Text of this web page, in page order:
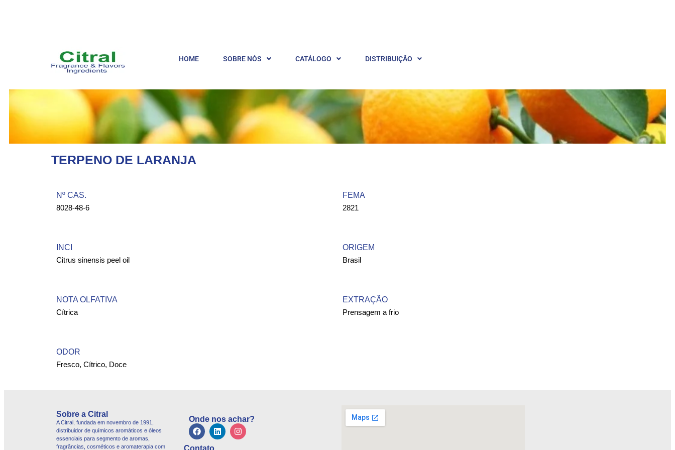
HOME SOBRE NÓS CATÁLOGO DISTRIBUIÇÃO
TERPENO DE LARANJA
Nº CAS.​
8028-48-6
FEMA ​
2821
INCI
Citrus sinensis peel oil
ORIGEM
Brasil
NOTA OLFATIVA
Cítrica
EXTRAÇÃO
Prensagem a frio
ODOR
Fresco, Cítrico, Doce
Sobre a Citral
A Citral, fundada em novembro de 1991,
distribuidor de químicos aromáticos e óleos
essenciais para segmento de aromas,
fragrâncias, cosméticos e aromaterapia com
Onde nos achar?
Contato